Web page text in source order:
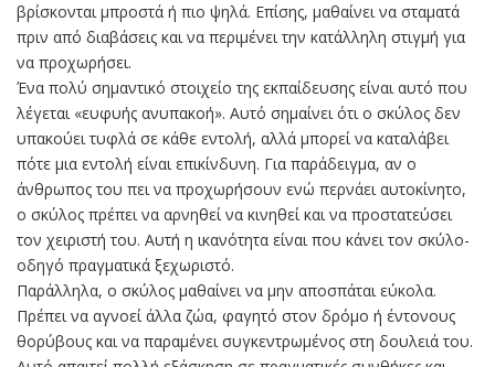
βρίσκονται μπροστά ή πιο ψηλά. Επίσης, μαθαίνει να σταματά
πριν από διαβάσεις και να περιμένει την κατάλληλη στιγμή για
να προχωρήσει.
Ένα πολύ σημαντικό στοιχείο της εκπαίδευσης είναι αυτό που
λέγεται «ευφυής ανυπακοή». Αυτό σημαίνει ότι ο σκύλος δεν
υπακούει τυφλά σε κάθε εντολή, αλλά μπορεί να καταλάβει
πότε μια εντολή είναι επικίνδυνη. Για παράδειγμα, αν ο
άνθρωπος του πει να προχωρήσουν ενώ περνάει αυτοκίνητο,
ο σκύλος πρέπει να αρνηθεί να κινηθεί και να προστατεύσει
τον χειριστή του. Αυτή η ικανότητα είναι που κάνει τον σκύλο-
οδηγό πραγματικά ξεχωριστό.
Παράλληλα, ο σκύλος μαθαίνει να μην αποσπάται εύκολα.
Πρέπει να αγνοεί άλλα ζώα, φαγητό στον δρόμο ή έντονους
θορύβους και να παραμένει συγκεντρωμένος στη δουλειά του.